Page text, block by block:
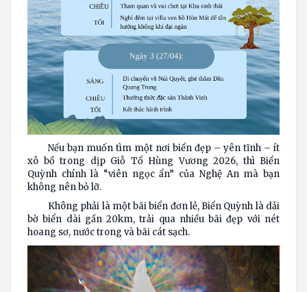
Nếu bạn muốn tìm một nơi biển đẹp – yên tĩnh – ít
xô bồ trong dịp Giỗ Tổ Hùng Vương 2026, thì Biển
Quỳnh chính là “viên ngọc ẩn” của Nghệ An mà bạn
không nên bỏ lỡ.
Không phải là một bãi biển đơn lẻ, Biển Quỳnh là dải
bờ biển dài gần 20km, trải qua nhiều bãi đẹp với nét
hoang sơ, nước trong và bãi cát sạch.